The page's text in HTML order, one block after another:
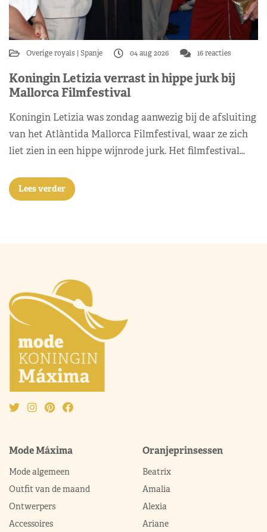
Overige royals Spanje 04 aug 2026 16 reacties
Koningin Letizia verrast in hippe jurk bij
Mallorca Filmfestival
Koningin Letizia was zondag aanwezig bij de afsluiting
van het Atlàntida Mallorca Filmfestival, waar ze zich
liet zien in een hippe wijnrode jurk. Het filmfestival…
Lees verder
Mode Máxima
Mode algemeen
Outfit van de maand
Ontwerpers
Accessoires
Oranjeprinsessen
Beatrix
Amalia
Alexia
Ariane